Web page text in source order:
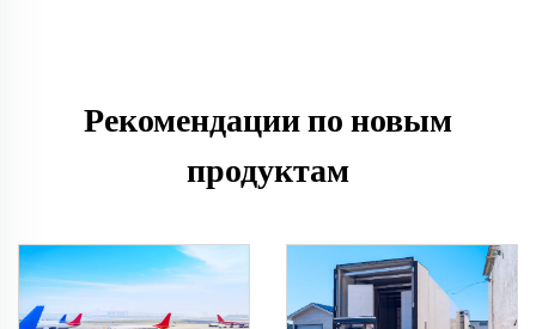
Рекомендации по новым
продуктам